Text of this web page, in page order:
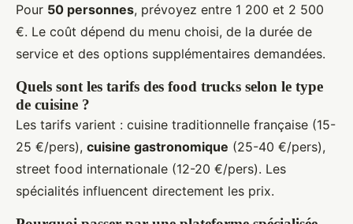
Pour 50 personnes, prévoyez entre 1 200 et 2 500
€. Le coût dépend du menu choisi, de la durée de
service et des options supplémentaires demandées.
Quels sont les tarifs des food trucks selon le type
de cuisine ?
Les tarifs varient : cuisine traditionnelle française (15-
25 €/pers), cuisine gastronomique (25-40 €/pers),
street food internationale (12-20 €/pers). Les
spécialités influencent directement les prix.